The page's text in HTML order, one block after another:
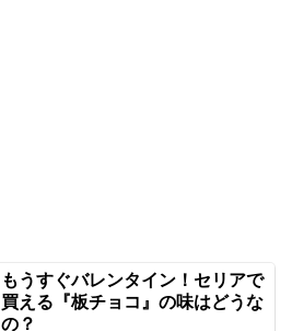
もうすぐバレンタイン！セリアで
買える『板チョコ』の味はどうな
の？